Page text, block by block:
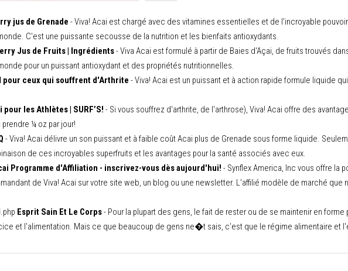
jus de Grenade - Viva! Acai est chargé avec des vitamines essentielles et de l'incroyable
C'est une puissante secousse de la nutrition et les bienfaits antioxydants.
Jus de Fruits | Ingrédients- Viva Acai est formulé à partir de Baies d'Açai, de fruits trouvés
pour un puissant antioxydant et des propriétés nutritionnelles.
pour ceux qui souffrent d'Arthrite - Viva! Acai est un puissant et à action rapide formule liquide
pour les Athlètes | SURF’S! - Si vous souffrez d'arthrite, de l'arthrose), Viva! Acai offre des
¼ oz par jour!
- Viva! Acai délivre un son puissant et à faible coût Acai plus de Grenade sous forme liquide.
de ces incroyables superfruits et les avantages pour la santé associés avec eux.
Programme d'Affiliation - inscrivez-vous dès aujourd'hui! - Synflex America, Inc vous offre la
de Viva! Acai sur votre site web, un blog ou une newsletter. L'affilié modèle de marché que
Esprit Sain Et Le Corps- Pour la plupart des gens, le fait de rester ou de se maintenir en forme
et l'alimentation. Mais ce que beaucoup de gens ne�t sais, c'est que le régime alimentaire et